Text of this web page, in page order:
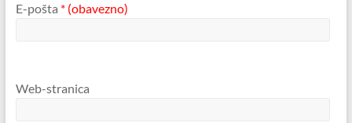
E-pošta * (obavezno)
Web-stranica